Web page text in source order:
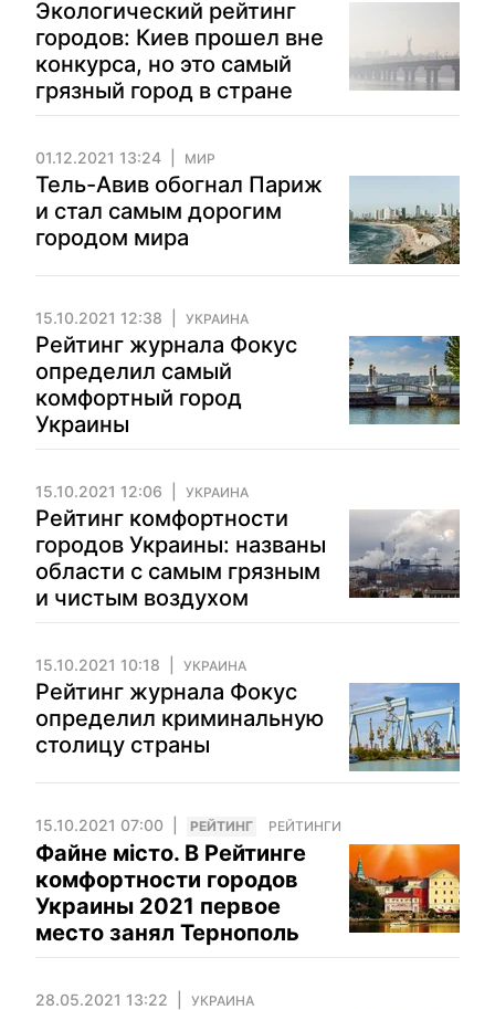
Экологический рейтинг
городов: Киев прошел вне
конкурса, но это самый
грязный город в стране
01.12.2021 13:24 МИР
Тель-Авив обогнал Париж
и стал самым дорогим
городом мира
15.10.2021 12:38 УКРАИНА
Рейтинг журнала Фокус
определил самый
комфортный город
Украины
15.10.2021 12:06 УКРАИНА
Рейтинг комфортности
городов Украины: названы
области с самым грязным
и чистым воздухом
15.10.2021 10:18 УКРАИНА
Рейтинг журнала Фокус
определил криминальную
столицу страны
15.10.2021 07:00 РЕЙТИНГ РЕЙТИНГИ
Файне місто. В Рейтинге
комфортности городов
Украины 2021 первое
место занял Тернополь
28.05.2021 13:22 УКРАИНА